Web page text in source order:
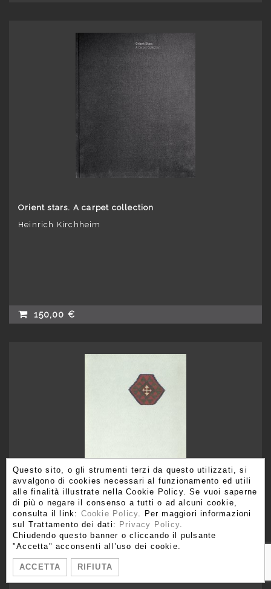
Orient stars. A carpet collection
Heinrich Kirchheim
150,00 €
Tappeti del caucaso orientale del XIX secolo
A cura di Claudia Pavignano e Sabino Spadaccino
Questo sito, o gli strumenti terzi da questo utilizzati, si
avvalgono di cookies necessari al funzionamento ed utili
alle finalità illustrate nella Cookie Policy. Se vuoi saperne
di più o negare il consenso a tutti o ad alcuni cookie,
consulta il link: Cookie Policy. Per maggiori informazioni
sul Trattamento dei dati: Privacy Policy.
Chiudendo questo banner o cliccando il pulsante
"Accetta" acconsenti all’uso dei cookie.
ACCETTA RIFIUTA